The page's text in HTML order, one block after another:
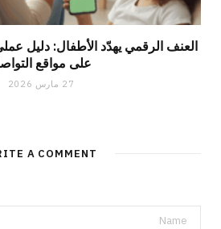
العنف الرقمي يهدّد الأطفال: دليل
على مواقع
27 مارس 2026
A COMMENT